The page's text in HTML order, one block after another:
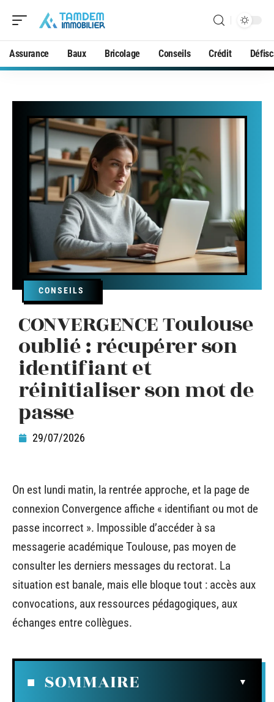
Assurance Baux Bricolage Conseils Crédit
CONSEILS
CONVERGENCE Toulouse
oublié : récupérer son
identifiant et
réinitialiser son mot de
passe
29/07/2026
On est lundi matin, la rentrée approche, et la page de
connexion Convergence affiche « identifiant ou mot de
passe incorrect ». Impossible d’accéder à sa
messagerie académique Toulouse, pas moyen de
consulter les derniers messages du rectorat. La
situation est banale, mais elle bloque tout : accès aux
convocations, aux ressources pédagogiques, aux
échanges entre collègues.
SOMMAIRE